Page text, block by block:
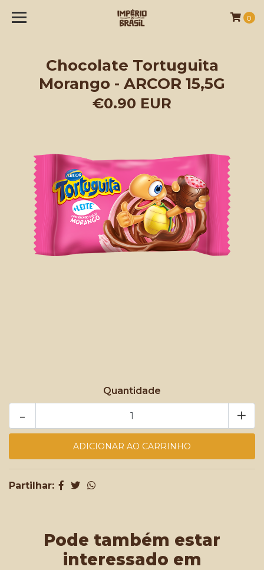
0
Chocolate Tortuguita
Morango - ARCOR 15,5G
€0.90 EUR
Quantidade
+
-
Partilhar:
Pode também estar
interessado em